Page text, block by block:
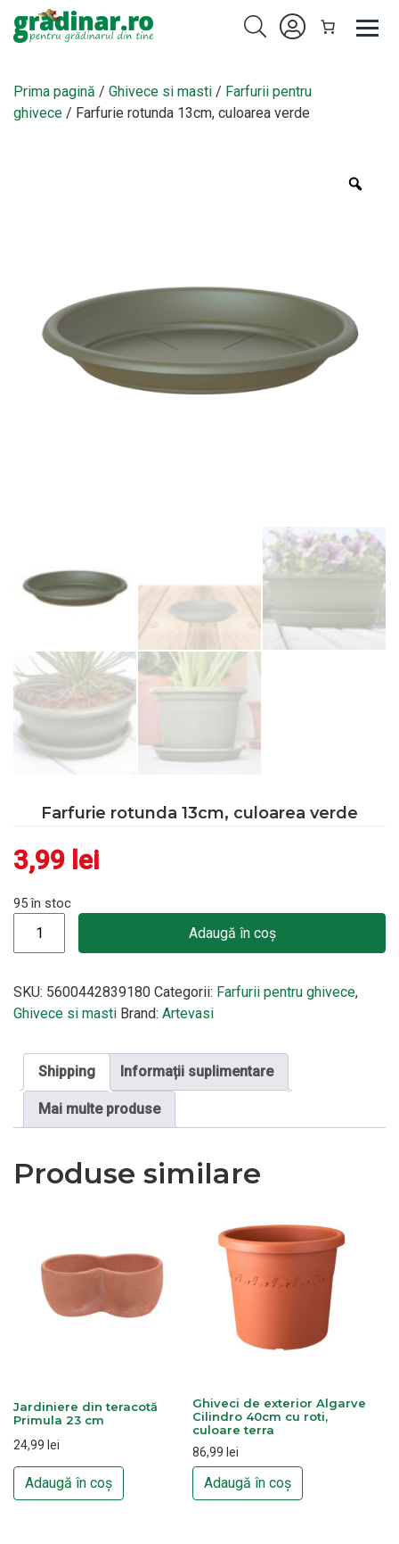
Prima pagină / Ghivece si masti / Farfurii pentru
ghivece / Farfurie rotunda 13cm, culoarea verde
Farfurie rotunda 13cm, culoarea verde
3,99 lei
95 în stoc
Adaugă în coș
SKU: 5600442839180 Categorii: Farfurii pentru ghivece,
Ghivece si masti Brand: Artevasi
Shipping Informații suplimentare
Mai multe produse
Produse similare
Jardiniere din teracotă
Primula 23 cm
24,99 lei
Adaugă în coș
Ghiveci de exterior Algarve
Cilindro 40cm cu roti,
culoare terra
86,99 lei
Adaugă în coș